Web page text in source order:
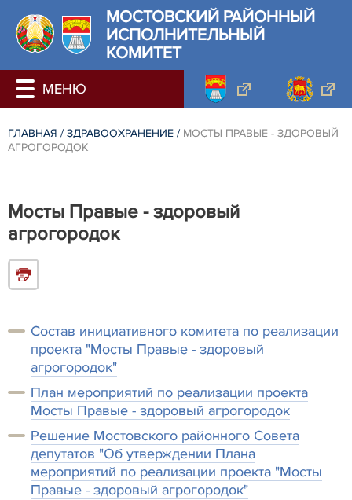
МОСТОВСКИЙ РАЙОННЫЙ
ИСПОЛНИТЕЛЬНЫЙ
КОМИТЕТ
ГЛАВНАЯ / ЗДРАВООХРАНЕНИЕ / МОСТЫ ПРАВЫЕ - ЗДОРОВЫЙ
АГРОГОРОДОК
Мосты Правые - здоровый
агрогородок
Состав инициативного комитета по реализации
проекта "Мосты Правые - здоровый
агрогородок"
План мероприятий по реализации проекта
Мосты Правые - здоровый агрогородок
Решение Мостовского районного Совета
депутатов "Об утверждении Плана
мероприятий по реализации проекта "Мосты
Правые - здоровый агрогородок"